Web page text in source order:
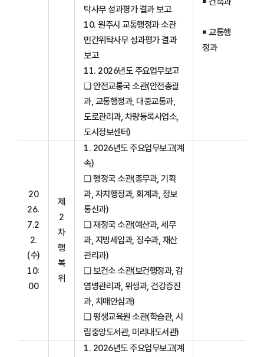
탁사무 성과평가 결과 보고
10. 원주시 교통행정과 소관
민간위탁사무 성과평가 결과
보고
￭ 교통행
정과
11. 2026년도 주요업무보고
❑ 안전교통국 소관(안전총괄
과, 교통행정과, 대중교통과,
도로관리과, 차량등록사업소,
도시정보센터)
20
26.
7.2
2.
(수)
10:
00
제
2
차
행
복
위
1. 2026년도 주요업무보고(계
속)
❑ 행정국 소관(총무과, 기획
과, 자치행정과, 회계과, 정보
통신과)
❑ 재정국 소관(예산과, 세무
과, 지방세입과, 징수과, 재산
관리과)
❑ 보건소 소관(보건행정과, 감
염병관리과, 위생과, 건강증진
과, 치매안심과)
❑ 평생교육원 소관(학습관, 시
립중앙도서관, 미리내도서관)
1. 2026년도 주요업무보고(계